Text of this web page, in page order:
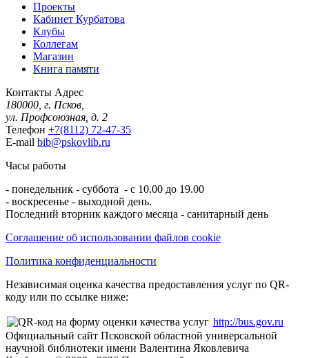
Проекты
Кабинет Курбатова
Клубы
Коллегам
Магазин
Книга памяти
Контакты Адрес
180000, г. Псков,
ул. Профсоюзная, д. 2
Телефон +7(8112) 72-47-35
E-mail bib@pskovlib.ru
Часы работы
- понедельник - суббота - с 10.00 до 19.00
- воскресенье - выходной день.
Последний вторник каждого месяца - санитарный день
Соглашение об использовании файлов cookie
Политика конфиденциальности
Независимая оценка качества предоставления услуг по QR-
коду или по ссылке ниже:
http://bus.gov.ru
Официальный сайт Псковской областной универсальной
научной библиотеки имени Валентина Яковлевича